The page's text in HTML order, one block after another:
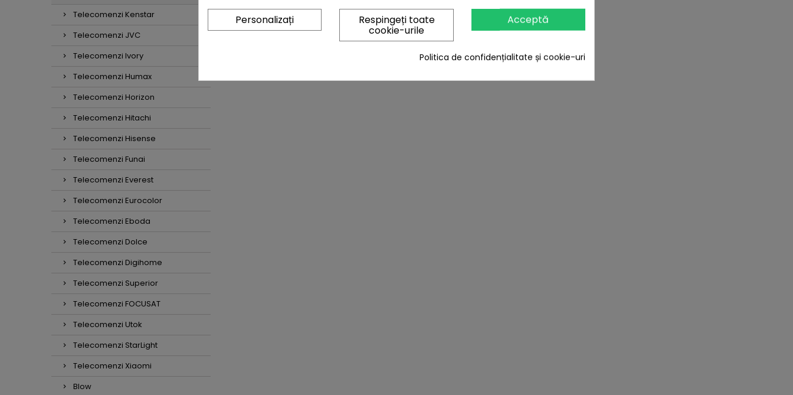
Telecomenzi Kenstar
Telecomenzi JVC
Telecomenzi Ivory
Telecomenzi Humax
Telecomenzi Horizon
Telecomenzi Hitachi
Telecomenzi Hisense
Telecomenzi Funai
Telecomenzi Everest
Telecomenzi Eurocolor
Telecomenzi Eboda
Telecomenzi Dolce
Telecomenzi Digihome
Telecomenzi Superior
Telecomenzi FOCUSAT
Telecomenzi Utok
Telecomenzi StarLight
Telecomenzi Xiaomi
Blow
in cos

Acceptă
Respingeți toate
cookie-urile
Personalizați
Politica de confidențialitate și cookie-uri